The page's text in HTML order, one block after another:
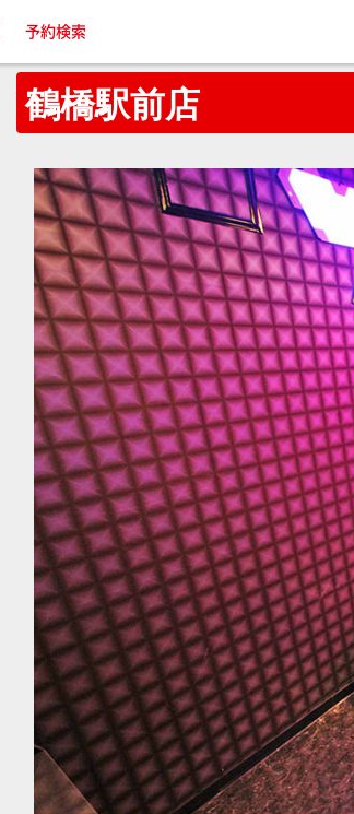
予約検索
鶴橋駅前店